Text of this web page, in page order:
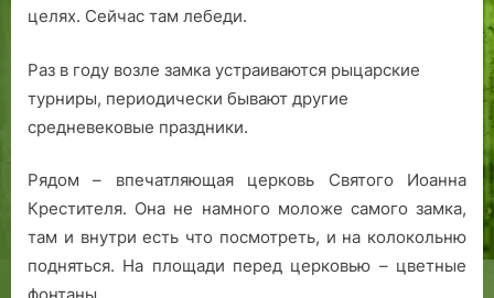
целях. Сейчас там лебеди.
Раз в году возле замка устраиваются рыцарские
турниры, периодически бывают другие
средневековые праздники.
Рядом – впечатляющая церковь Святого Иоанна
Крестителя. Она не намного моложе самого замка,
там и внутри есть что посмотреть, и на колокольню
подняться. На площади перед церковью – цветные